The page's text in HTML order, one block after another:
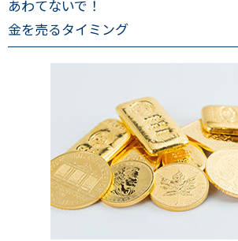
あわてないで！
金を売るタイミング